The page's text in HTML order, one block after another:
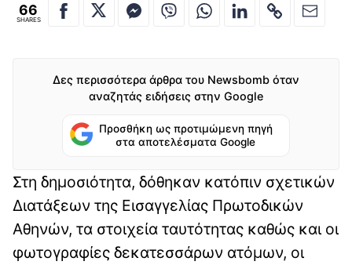
66
SHARES
Δες περισσότερα άρθρα του Newsbomb όταν
αναζητάς ειδήσεις στην Google
Προσθήκη ως προτιμώμενη πηγή
στα αποτελέσματα Google
Στη δημοσιότητα, δόθηκαν κατόπιν σχετικών
Διατάξεων της Εισαγγελίας Πρωτοδικών
Αθηνών, τα στοιχεία ταυτότητας καθώς και οι
φωτογραφίες δεκατεσσάρων ατόμων, οι